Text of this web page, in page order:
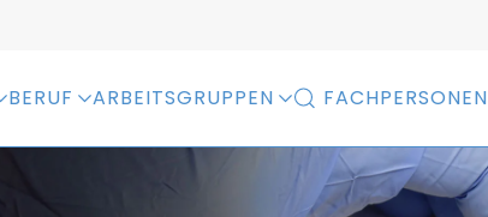
BERUF ARBEITSGRUPPEN FACHPERSONEN